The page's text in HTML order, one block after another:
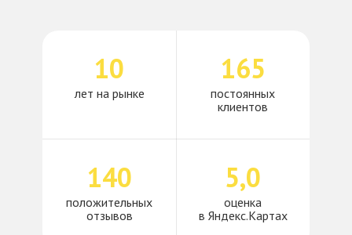
10
лет на рынке
165
постоянных
клиентов
140
положительных
отзывов
5,0
оценка
в Яндекс.Картах